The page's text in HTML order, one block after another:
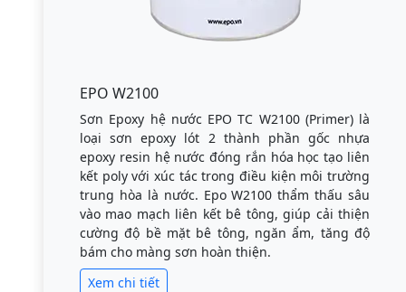
EPO W2100
Sơn Epoxy hệ nước EPO TC W2100 (Primer) là
loại sơn epoxy lót 2 thành phần gốc nhựa
epoxy resin hệ nước đóng rắn hóa học tạo liên
kết poly với xúc tác trong điều kiện môi trường
trung hòa là nước. Epo W2100 thẩm thấu sâu
vào mao mạch liên kết bê tông, giúp cải thiện
cường độ bề mặt bê tông, ngăn ẩm, tăng độ
bám cho màng sơn hoàn thiện.
Xem chi tiết